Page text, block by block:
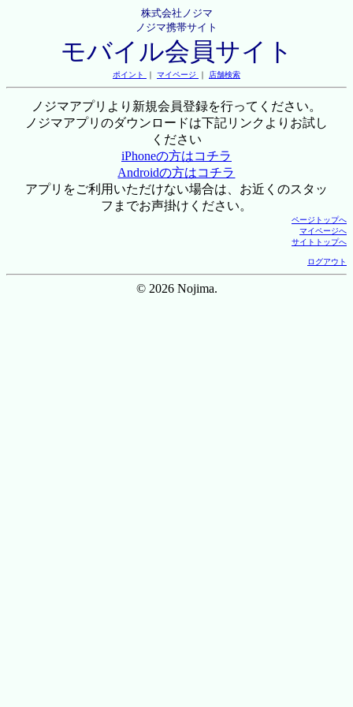
株式会社ノジマ
ノジマ携帯サイト
モバイル会員サイト
ポイント ｜ マイページ ｜ 店舗検索
ノジマアプリより新規会員登録を行ってください。
ノジマアプリのダウンロードは下記リンクよりお試し
ください
iPhoneの方はコチラ
Androidの方はコチラ
アプリをご利用いただけない場合は、お近くのスタッ
フまでお声掛けください。
ページトップへ
マイページへ
サイトトップへ
ログアウト
© 2026 Nojima.